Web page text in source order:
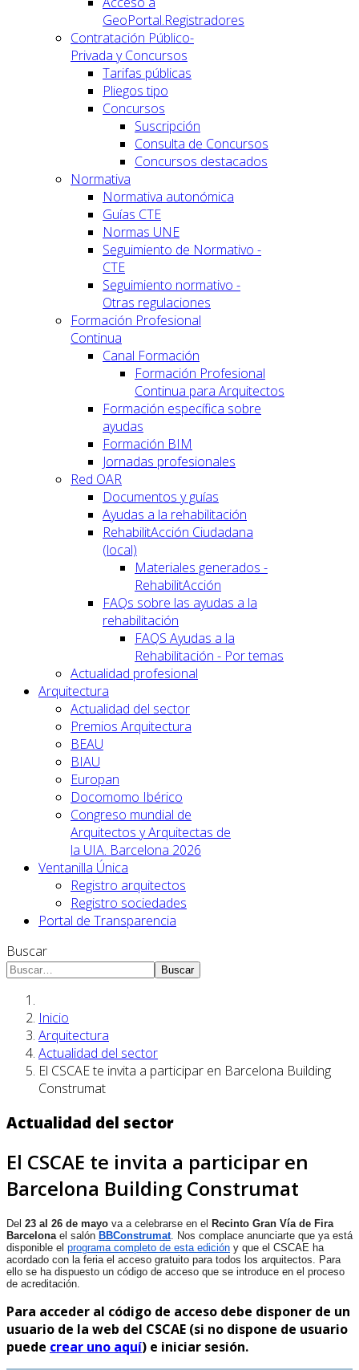
GeoPortal.Registradores
Contratación Público-
Privada y Concursos
Tarifas públicas
Pliegos tipo
Concursos
Suscripción
Consulta de Concursos
Concursos destacados
Normativa
Normativa autonómica
Guías CTE
Normas UNE
Seguimiento de Normativo -
CTE
Seguimiento normativo -
Otras regulaciones
Formación Profesional
Continua
Canal Formación
Formación Profesional
Continua para Arquitectos
Formación específica sobre
ayudas
Formación BIM
Jornadas profesionales
Red OAR
Documentos y guías
Ayudas a la rehabilitación
RehabilitAcción Ciudadana
(local)
Materiales generados -
RehabilitAcción
FAQs sobre las ayudas a la
rehabilitación
FAQS Ayudas a la
Rehabilitación - Por temas
Actualidad profesional
Arquitectura
Actualidad del sector
Premios Arquitectura
BEAU
BIAU
Europan
Docomomo Ibérico
Congreso mundial de
Arquitectos y Arquitectas de
la UIA. Barcelona 2026
Ventanilla Única
Registro arquitectos
Registro sociedades
Portal de Transparencia
Buscar
Buscar
Inicio
Arquitectura
Actualidad del sector
El CSCAE te invita a participar en Barcelona Building
Construmat
Actualidad del sector
El CSCAE te invita a participar en
Barcelona Building Construmat
Del 23 al 26 de mayo va a celebrarse en el Recinto Gran Vía de Fira
Barcelona el salón BBConstrumat . Nos complace anunciarte que ya está
disponible el programa completo de esta edición y que el CSCAE ha
acordado con la feria el acceso gratuito para todos los arquitectos. Para
ello se ha dispuesto un código de acceso que se introduce en el proceso
de acreditación.
Para acceder al código de acceso debe disponer de un
usuario de la web del CSCAE (si no dispone de usuario
puede crear uno aquí) e iniciar sesión.